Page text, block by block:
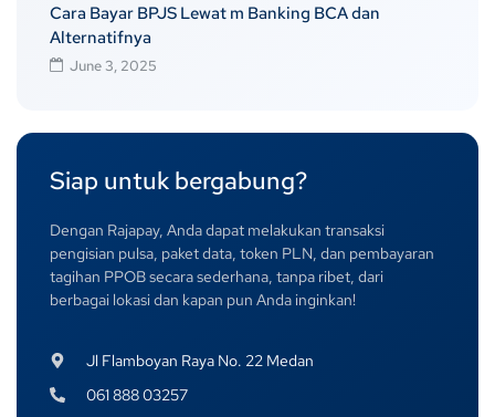
Cara Bayar BPJS Lewat m Banking BCA dan
Alternatifnya
June 3, 2025
Siap untuk bergabung?
Dengan Rajapay, Anda dapat melakukan transaksi
pengisian pulsa, paket data, token PLN, dan pembayaran
tagihan PPOB secara sederhana, tanpa ribet, dari
berbagai lokasi dan kapan pun Anda inginkan!
Jl Flamboyan Raya No. 22 Medan
061 888 03257